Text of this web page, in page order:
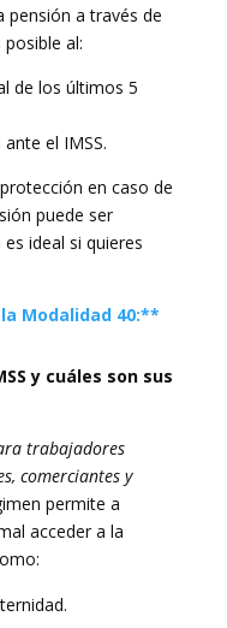
a través de
al:
de los últimos 5
el IMSS.
en caso de
puede ser
ideal si quieres
Modalidad 40:**
y cuáles son sus
trabajadores
comerciantes y
permite a
acceder a la